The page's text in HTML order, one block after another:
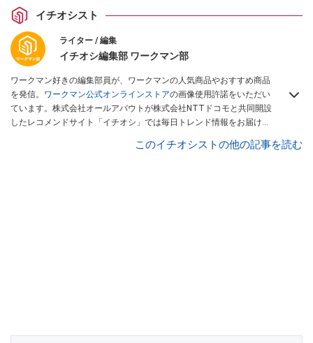
イチオシスト
ライター / 編集
イチオシ編集部 ワークマン部
ワークマン好きの編集部員が、ワークマンの人気商品やおすすめ商品
を発信。 ワークマン公式オンラインストアの画像使用許諾をいただい
ています。株式会社オールアバウトが株式会社NTTドコモと共同開設
したレコメンドサイト「イチオシ」では毎日トレンド情報をお届け。
このイチオシストの他の記事を読む